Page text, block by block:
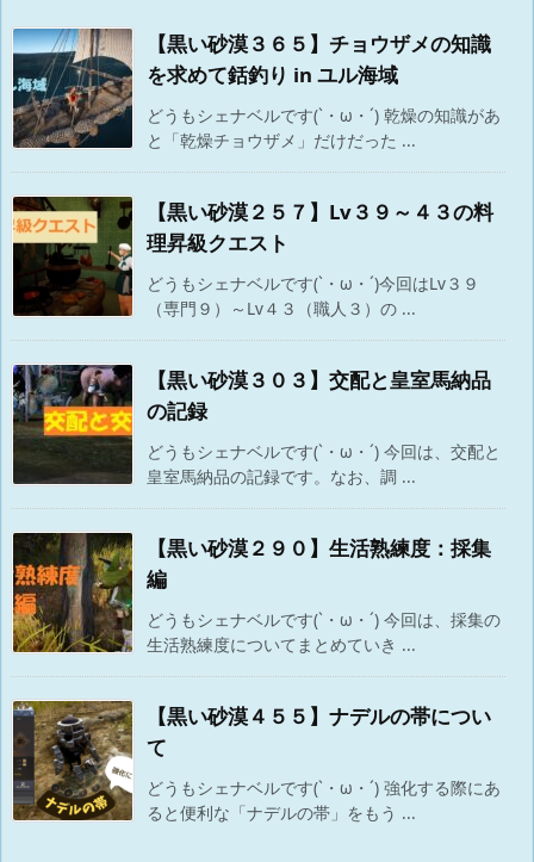
【黒い砂漠３６５】チョウザメの知識
を求めて銛釣り in ユル海域
どうもシェナベルです(`・ω・´) 乾燥の知識があ
と「乾燥チョウザメ」だけだった ...
【黒い砂漠２５７】Lv３９～４３の料
理昇級クエスト
どうもシェナベルです(`・ω・´)今回はLv３９
（専門９）～Lv４３（職人３）の ...
【黒い砂漠３０３】交配と皇室馬納品
の記録
どうもシェナベルです(`・ω・´) 今回は、交配と
皇室馬納品の記録です。なお、調 ...
【黒い砂漠２９０】生活熟練度：採集
編
どうもシェナベルです(`・ω・´) 今回は、採集の
生活熟練度についてまとめていき ...
【黒い砂漠４５５】ナデルの帯につい
て
どうもシェナベルです(`・ω・´) 強化する際にあ
ると便利な「ナデルの帯」をもう ...